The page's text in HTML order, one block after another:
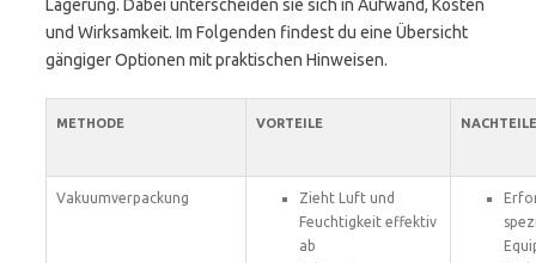
Lagerung. Dabei unterscheiden sie sich in Aufwand, Kosten
und Wirksamkeit. Im Folgenden findest du eine Übersicht
gängiger Optionen mit praktischen Hinweisen.
METHODE VORTEILE NACHTEILE
Vakuumverpackung
Zieht Luft und
Feuchtigkeit effektiv
ab